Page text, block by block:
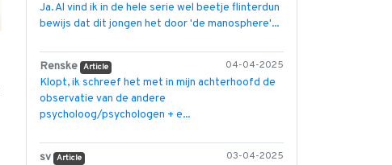
Ja. Al vind ik in de hele serie wel beetje flinterdun
bewijs dat dit jongen het door 'de manosphere'...
04-04-2025
Renske Article
Klopt, ik schreef het met in mijn achterhoofd de
observatie van de andere
psycholoog/psychologen + e...
03-04-2025
sv Article